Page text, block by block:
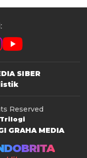
SIBER
Reserved
Trilogi
GRAHA MEDIA